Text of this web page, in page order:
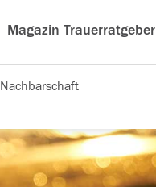
Magazin Trauerratgeber
Nachbarschaft